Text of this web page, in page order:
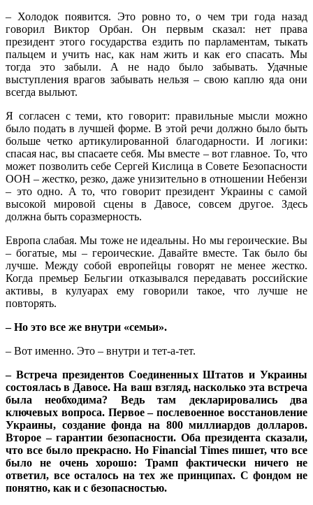
– Холодок появится. Это ровно то, о чем три года назад
говорил Виктор Орбан. Он первым сказал: нет права
президент этого государства ездить по парламентам, тыкать
пальцем и учить нас, как нам жить и как его спасать. Мы
тогда это забыли. А не надо было забывать. Удачные
выступления врагов забывать нельзя – свою каплю яда они
всегда выльют.
Я согласен с теми, кто говорит: правильные мысли можно
было подать в лучшей форме. В этой речи должно было быть
больше четко артикулированной благодарности. И логики:
спасая нас, вы спасаете себя. Мы вместе – вот главное. То, что
может позволить себе Сергей Кислица в Совете Безопасности
ООН – жестко, резко, даже унизительно в отношении Небензи
– это одно. А то, что говорит президент Украины с самой
высокой мировой сцены в Давосе, совсем другое. Здесь
должна быть соразмерность.
Европа слабая. Мы тоже не идеальны. Но мы героические. Вы
– богатые, мы – героические. Давайте вместе. Так было бы
лучше. Между собой европейцы говорят не менее жестко.
Когда премьер Бельгии отказывался передавать российские
активы, в кулуарах ему говорили такое, что лучше не
повторять.
– Но это все же внутри «семьи».
– Вот именно. Это – внутри и тет-а-тет.
– Встреча президентов Соединенных Штатов и Украины
состоялась в Давосе. На ваш взгляд, насколько эта встреча
была необходима? Ведь там декларировались два
ключевых вопроса. Первое – послевоенное восстановление
Украины, создание фонда на 800 миллиардов долларов.
Второе – гарантии безопасности. Оба президента сказали,
что все было прекрасно. Но Financial Times пишет, что все
было не очень хорошо: Трамп фактически ничего не
ответил, все осталось на тех же принципах. С фондом не
понятно, как и с безопасностью.